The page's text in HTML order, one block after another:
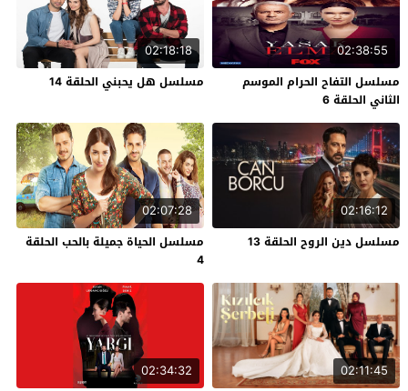
02:38:55
مسلسل التفاح الحرام الموسم
الثاني الحلقة 6
02:18:18
مسلسل هل يحبني الحلقة 14
02:16:12
مسلسل دين الروح الحلقة 13
02:07:28
مسلسل الحياة جميلة بالحب الحلقة
4
02:11:45
02:34:32